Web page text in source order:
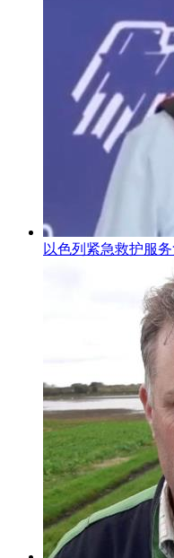
以色列紧急救护服